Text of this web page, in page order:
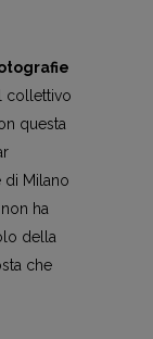
collettivo
questa
di Milano
ha
della
che